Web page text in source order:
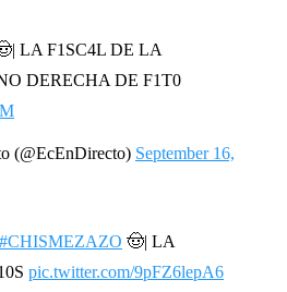
LA F1SC4L DE LA
DERECHA DE F1T0
(@EcEnDirecto) September 16,
#CHISMEZAZO 🤠| LA
pic.twitter.com/9pFZ6lepA6